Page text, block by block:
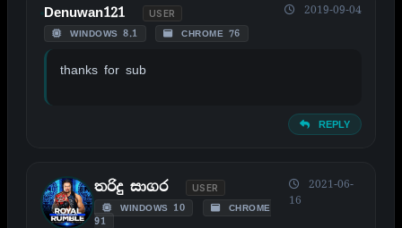
Denuwan121 USER
WINDOWS 8.1 CHROME 76
2019-09-04
thanks for sub
REPLY
තරිදු සාගර USER
WINDOWS 10
CHROME
91
2021-06-
16